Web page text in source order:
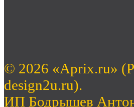
© 2026 «Aprix.ru»
design2u.ru).
ИП Бодрышев